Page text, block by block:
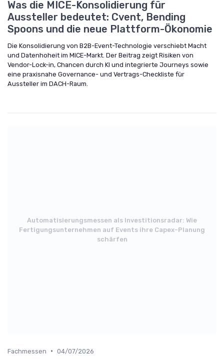
Was die MICE-Konsolidierung für
Aussteller bedeutet: Cvent, Bending
Spoons und die neue Plattform-Ökonomie
Die Konsolidierung von B2B-Event-Technologie verschiebt Macht
und Datenhoheit im MICE-Markt. Der Beitrag zeigt Risiken von
Vendor-Lock-in, Chancen durch KI und integrierte Journeys sowie
eine praxisnahe Governance- und Vertrags-Checkliste für
Aussteller im DACH-Raum.
Automatisierungsmessen als Investitionsradar: Wie
Fertigungsunternehmen auf Events ihre Capex-Planung
schärfen
Fachmessen • 04/07/2026